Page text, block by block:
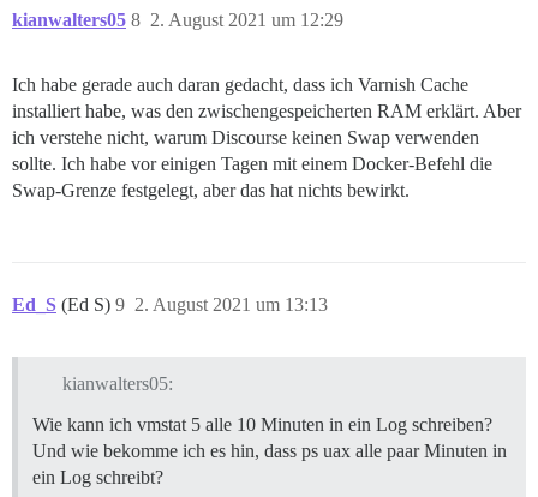
kianwalters05 2. August 2021 um 12:29
8
Ich habe gerade auch daran gedacht, dass ich Varnish Cache
installiert habe, was den zwischengespeicherten RAM erklärt. Aber
ich verstehe nicht, warum Discourse keinen Swap verwenden
sollte. Ich habe vor einigen Tagen mit einem Docker-Befehl die
Swap-Grenze festgelegt, aber das hat nichts bewirkt.
Ed_S (Ed S) 2. August 2021 um 13:13
9
kianwalters05:
Wie kann ich vmstat 5 alle 10 Minuten in ein Log schreiben?
Und wie bekomme ich es hin, dass ps uax alle paar Minuten in
ein Log schreibt?